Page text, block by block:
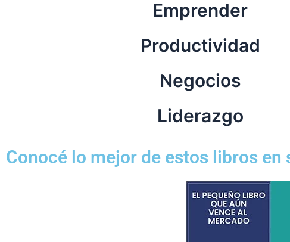
Emprender
Productividad
Negocios
Liderazgo
Conocé lo mejor de estos libros en